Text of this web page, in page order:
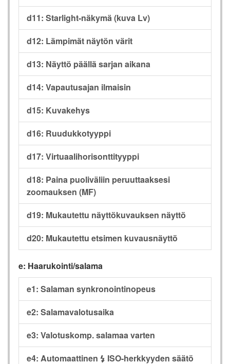
d11: Starlight-näkymä (kuva Lv)
d12: Lämpimät näytön värit
d13: Näyttö päällä sarjan aikana
d14: Vapautusajan ilmaisin
d15: Kuvakehys
d16: Ruudukkotyyppi
d17: Virtuaalihorisonttityyppi
d18: Paina puoliväliin peruuttaaksesi
zoomauksen (MF)
d19: Mukautettu näyttökuvauksen näyttö
d20: Mukautettu etsimen kuvausnäyttö
e: Haarukointi/salama
e1: Salaman synkronointinopeus
e2: Salamavalotusaika
e3: Valotuskomp. salamaa varten
e4: Automaattinen c ISO-herkkyyden säätö